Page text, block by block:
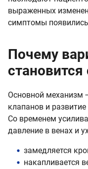
выраженных
симптомы
Почему
Основной механизм
клапанов и
Со временем
давление в венах и
замедляется
накапливается